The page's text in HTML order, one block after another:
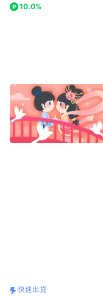
10.0%
快速出貨